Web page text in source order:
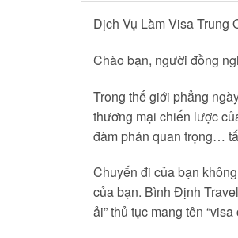
Dịch Vụ Làm Visa
Chào bạn, người đồng
Trong thế giới phẳng
thương mại chiến lược
đàm phán quan trọng…
Chuyến đi của bạn
của bạn. Bình Định
ải” thủ tục mang tên